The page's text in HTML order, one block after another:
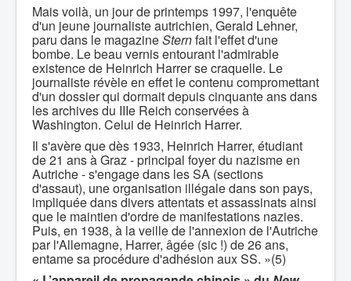
Mais voilà, un jour de printemps 1997, l'enquête
d'un jeune journaliste autrichien, Gerald Lehner,
paru dans le magazineSternfait l'effet d'une
bombe. Le beau vernis entourant l'admirable
existence de Heinrich Harrer se craquelle. Le
journaliste révèle en effet le contenu compromettant
d'un dossier qui dormait depuis cinquante ans dans
les archives du IIIe Reich conservées à
Washington. Celui de Heinrich Harrer.
Il s'avère que dès 1933, Heinrich Harrer, étudiant
de 21 ans à Graz - principal foyer du nazisme en
Autriche - s'engage dans les SA (sections
d'assaut), une organisation illégale dans son pays,
impliquée dans divers attentats et assassinats ainsi
que le maintien d'ordre de manifestations nazies.
Puis, en 1938, à la veille de l'annexion de l'Autriche
par l'Allemagne, Harrer, âgée (sic !) de 26 ans,
entame sa procédure d'adhésion aux SS. »(5)